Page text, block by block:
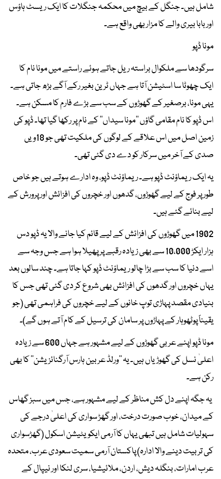
شامل ہیں۔ جنگل کے بیچ میں محکمہ جنگلات کا ایک ریسٹ ہاؤس
اور بابا بیری والے کا مزار بھی واقع ہے۔
مونا ڈپو
سرگودھا سے ملکوال براستہ ریل جاتے ہوئے راستے میں مونا نام کا
ایک چھوٹا سا اسٹیشن آتا ہے جہاں ٹرین بغیر رکے آگے بڑھ جاتی ہے۔
یہی مونا، برصغیر کے گھوڑوں کے سب سے بڑے فارم کا مسکن ہے۔
اس ڈپو کا نام مقامی گاؤں ’’مونا سیداں‘‘ کے نام پر رکھا گیا تھا۔ ڈپو کی
زمین اصل میں اس علاقے کے لوگوں کی ملکیت تھی جو 18ویں
صدی کے آخر میں سرکار کو دے دی گئی تھی۔
یہ ایک ریماؤنٹ ڈپو ہے۔ ریماؤنٹ ڈپو، وہ ادارے ہوتے ہیں جو خاص
طور پر فوج کے لیے گھوڑوں، گدھوں اور خچروں کی افزائش اور پرورش کے
لیے بنائے گئے ہیں۔
1902 میں گھوڑوں کی افزائش کے لیے قائم کیا جانے والا یہ ڈپو دس
ہزار ایکڑ 10،000 سے بھی زیادہ رقبے پر پھیلا ہوا ہے جس وجہ سے
اسے دنیا کا سب سے بڑا چالو ریماؤنٹ ڈپو کہا جاتا ہے۔ چند سالوں بعد
یہاں خچروں اور گدھوں کی افزائش بھی شروع کر دی گئی تھی جس کا
بنیادی مقصد پہاڑی توپ خانوں کے لیے خچروں کی فراہمی تھی (جو
یقیناً پوٹھوہار کے پہاڑوں پر سامان کی ترسیل کے کام آتے ہوں گے)۔
مونا ڈپو اپنے عربی گھوڑوں کے لیے مشہور ہے جہاں 600 سے زیادہ
اعلیٰ نسل کی گھوڑیاں ہیں۔ یہ ’’ورلڈ عربین ہارس آرگنائزیشن‘‘ کا بھی
رکن ہے۔
یہ جگہ اپنے دل کش مناظر کے لیے مشہور ہے، جس میں سبز گھاس
کے میدان، خوب صورت درخت، اور گھڑ سواری کی اعلیٰ درجے کی
سہولیات شامل ہیں تبھی یہاں کا آرمی ایکویٹیشن اسکول (گھڑسواری
کی تربیت دینے والا ادارہ) پاکستان آرمی سمیت سعودی عرب، متحدہ
عرب امارات، بنگلہ دیش، اردن، ملائیشیا، سری لنکا اور نیپال کے